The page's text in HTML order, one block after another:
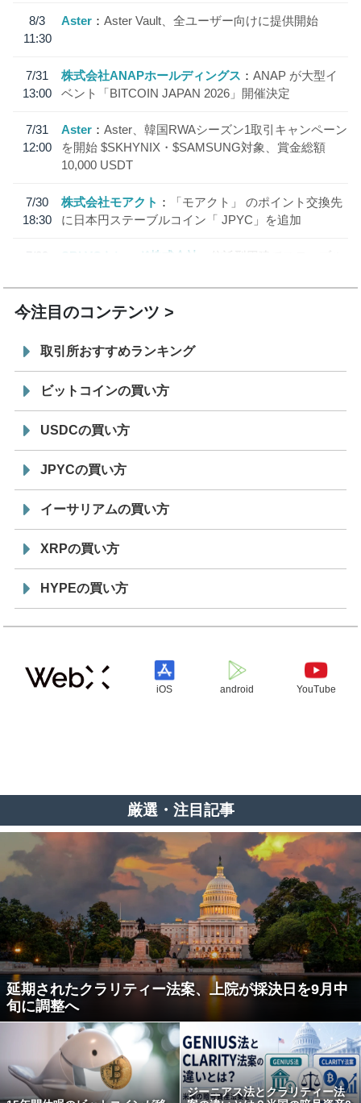
8/3
11:30
Aster Aster Vault、全ユーザー向けに提供開始
7/31
13:00
株式会社ANAPホールディングス
ANAP が大型イ
ベント「BITCOIN JAPAN 2026」開催決定
7/31
12:00
Aster
Aster、韓国RWAシーズン1取引キャンペーン
を開始 $SKHYNIX・$SAMSUNG対象、賞金総額
10,000 USDT
7/30
18:30
株式会社モアクト
「モアクト」 のポイント交換先
に日本円ステーブルコイン「 JPYC」を追加
7/29
SBI VCトレード株式会社
信託型円建てステーブル
今注目のコンテンツ
取引所おすすめランキング
ビットコインの買い方
USDCの買い方
JPYCの買い方
イーサリアムの買い方
XRPの買い方
HYPEの買い方
iOS android YouTube
厳選・注目記事
延期されたクラリティー法案、上院が採決日を9月中
旬に調整へ
ジーニアス法とクラリティー法